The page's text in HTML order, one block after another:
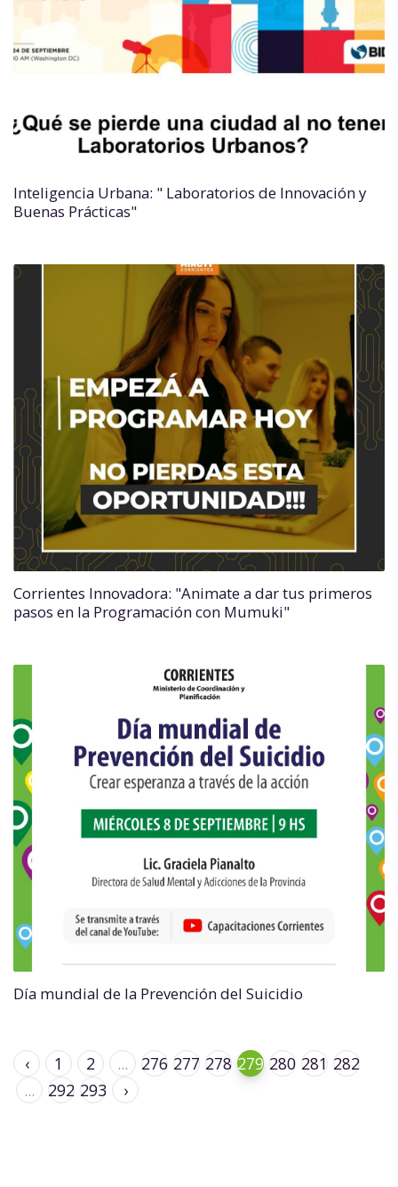
Inteligencia Urbana: " Laboratorios de Innovación y
Buenas Prácticas"
Corrientes Innovadora: "Animate a dar tus primeros
pasos en la Programación con Mumuki"
Día mundial de la Prevención del Suicidio
‹ 1 2 ... 276 277 278 279 280 281 282
...
292 293 ›